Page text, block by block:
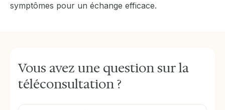
symptômes pour un échange efficace.
Vous avez une question sur la
téléconsultation ?